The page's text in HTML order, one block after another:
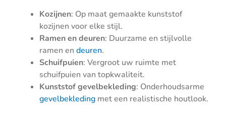
Kozijnen: Op maat gemaakte kunststof
kozijnen voor elke stijl.
Ramen en deuren: Duurzame en stijlvolle
ramen en deuren.
Schuifpuien: Vergroot uw ruimte met
schuifpuien van topkwaliteit.
Kunststof gevelbekleding: Onderhoudsarme
gevelbekleding met een realistische houtlook.